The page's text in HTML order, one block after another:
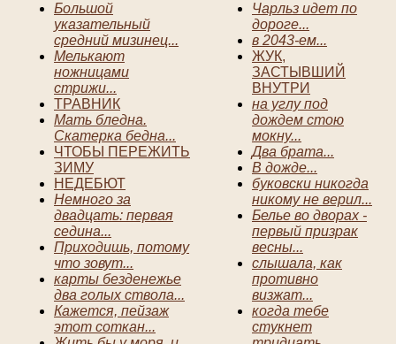
Большой
указательный
средний мизинец...
Мелькают
ножницами
стрижи...
ТРАВНИК
Мать бледна.
Скатерка бедна...
ЧТОБЫ ПЕРЕЖИТЬ
ЗИМУ
НЕДЕБЮТ
Немного за
двадцать: первая
седина...
Приходишь, потому
что зовут...
карты безденежье
два голых ствола...
Кажется, пейзаж
этот соткан...
Чарльз идет по
дороге...
в 2043-ем...
ЖУК,
ЗАСТЫВШИЙ
ВНУТРИ
на углу под
дождем стою
мокну...
Два брата...
В дожде...
буковски никогда
никому не верил...
Белье во дворах -
первый призрак
весны...
слышала, как
противно
визжат...
когда тебе
стукнет